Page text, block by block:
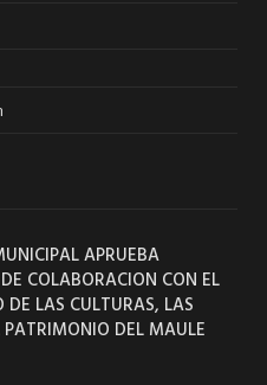
APRUEBA
COLABORACION CON EL
DE LAS CULTURAS, LAS
PATRIMONIO DEL MAULE